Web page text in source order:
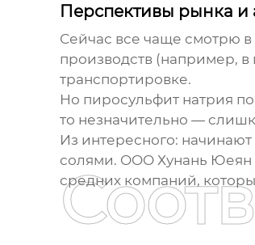
Перспективы рынка и
Сейчас все чаще смотрю
производств (например,
транспортировке.
Но пиросульфит натрия
то незначительно —
Из интересного:
солями. OOO Хунань
средних компаний,